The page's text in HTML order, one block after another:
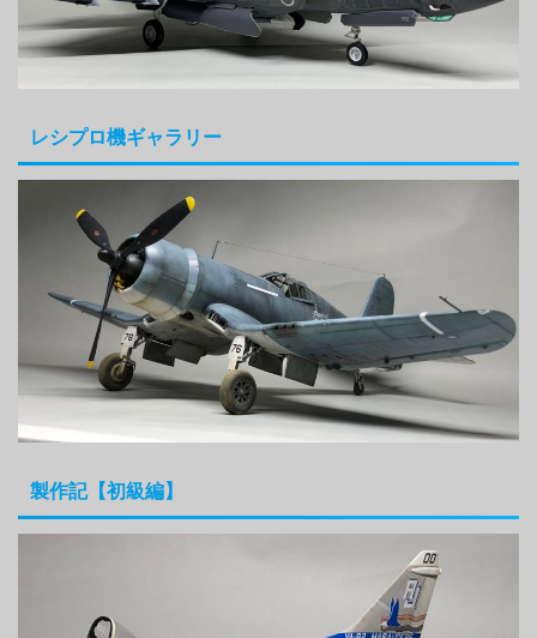
レシプロ機ギャラリー
製作記【初級編】